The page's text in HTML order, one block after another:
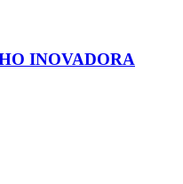
INOVADORA